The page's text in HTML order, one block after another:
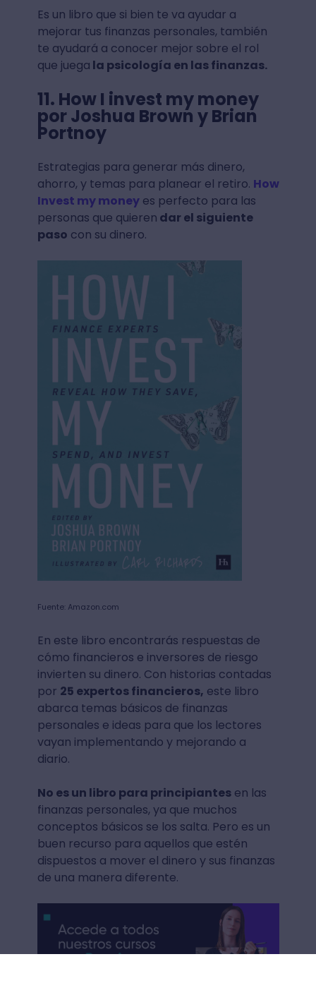
Es un libro que si bien te va ayudar a
mejorar tus finanzas personales, también
te ayudará a conocer mejor sobre el rol
que juega la psicología en las finanzas.
11. How I invest my money
por Joshua Brown y Brian
Portnoy
Estrategias para generar más dinero,
ahorro, y temas para planear el retiro. How
Invest my moneyes perfecto para las
personas que quieren dar el siguiente
paso con su dinero.
Fuente: Amazon.com
En este libro encontrarás respuestas de
cómo financieros e inversores de riesgo
invierten su dinero. Con historias contadas
por 25 expertos financieros, este libro
abarca temas básicos de finanzas
personales e ideas para que los lectores
vayan implementando y mejorando a
diario.
No es un libro para principiantesen las
finanzas personales, ya que muchos
conceptos básicos se los salta. Pero es un
buen recurso para aquellos que estén
dispuestos a mover el dinero y sus finanzas
de una manera diferente.